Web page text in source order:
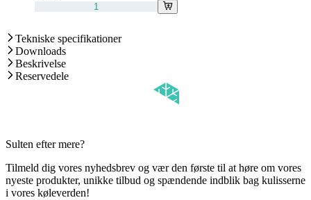
Tekniske specifikationer
Downloads
Beskrivelse
Reservedele
Sulten efter mere?
Tilmeld dig vores nyhedsbrev og vær den første til at høre om vores
nyeste produkter, unikke tilbud og spændende indblik bag kulisserne
i vores køleverden!